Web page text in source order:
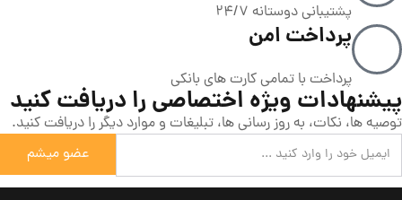
پشتیبانی دوستانه 24/7
پرداخت امن
پرداخت با تمامی کارت های بانکی
پیشنهادات ویژه اختصاصی را دریافت کنید
توصیه ها، نکات، به روز رسانی ها، تبلیغات و موارد دیگر را دریافت کنید.
عضو میشم